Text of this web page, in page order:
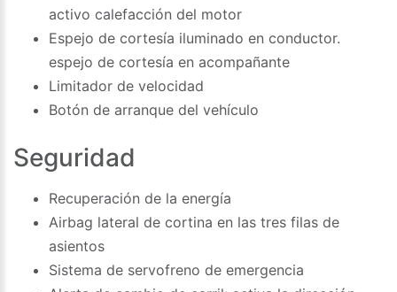
activo calefacción del motor
Espejo de cortesía iluminado en conductor.
espejo de cortesía en acompañante
Limitador de velocidad
Botón de arranque del vehículo
Seguridad
Recuperación de la energía
Airbag lateral de cortina en las tres filas de
asientos
Sistema de servofreno de emergencia